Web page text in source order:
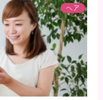
まにか髪がチリチリ
感じる人もいるでし
魅力が出てくる40代
い傾向があります。
齢と共に乱れていき
ヘア